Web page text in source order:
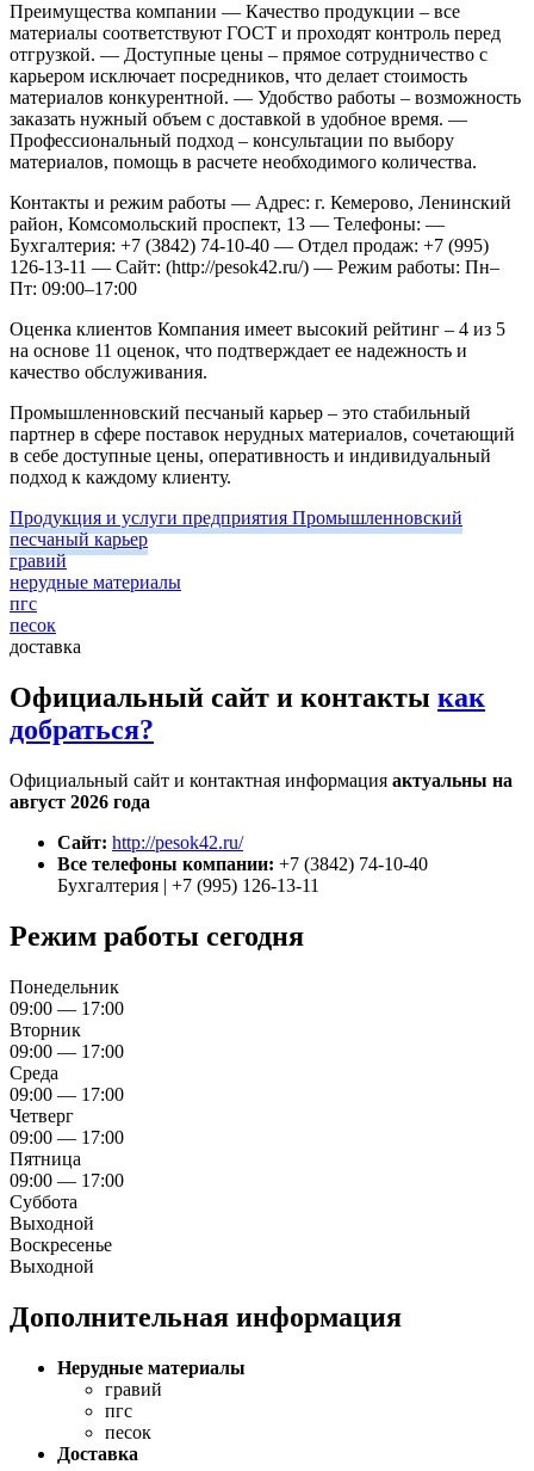
Преимущества компании — Качество продукции – все
материалы соответствуют ГОСТ и проходят контроль перед
отгрузкой. — Доступные цены – прямое сотрудничество с
карьером исключает посредников, что делает стоимость
материалов конкурентной. — Удобство работы – возможность
заказать нужный объем с доставкой в удобное время. —
Профессиональный подход – консультации по выбору
материалов, помощь в расчете необходимого количества.
Контакты и режим работы — Адрес: г. Кемерово, Ленинский
район, Комсомольский проспект, 13 — Телефоны: —
Бухгалтерия: +7 (3842) 74-10-40 — Отдел продаж: +7 (995)
126-13-11 — Сайт: (http://pesok42.ru/) — Режим работы: Пн–
Пт: 09:00–17:00
Оценка клиентов Компания имеет высокий рейтинг – 4 из 5
на основе 11 оценок, что подтверждает ее надежность и
качество обслуживания.
Промышленновский песчаный карьер – это стабильный
партнер в сфере поставок нерудных материалов, сочетающий
в себе доступные цены, оперативность и индивидуальный
подход к каждому клиенту.
Продукция и услуги предприятия Промышленновский
песчаный карьер
гравий
нерудные материалы
пгс
песок
доставка
Официальный сайт и контакты как
добраться?
Официальный сайт и контактная информация актуальны на
август 2026 года
Сайт: http://pesok42.ru/
Все телефоны компании: +7 (3842) 74-10-40
Бухгалтерия | +7 (995) 126-13-11
Режим работы сегодня
Понедельник
09:00 — 17:00
Вторник
09:00 — 17:00
Среда
09:00 — 17:00
Четверг
09:00 — 17:00
Пятница
09:00 — 17:00
Суббота
Выходной
Воскресенье
Выходной
Дополнительная информация
Нерудные материалы
гравий
пгс
песок
Доставка